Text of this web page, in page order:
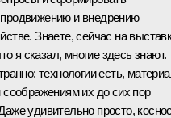
и внедрению
Знаете, сейчас на
я сказал, многие здесь знают.
технологии есть,
их до сих пор
удивительно просто,